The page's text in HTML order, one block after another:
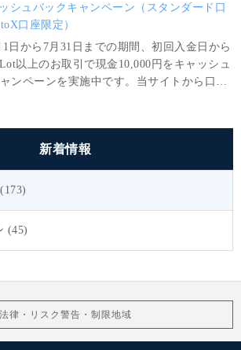
シュバックキャンペーン（スタンダード口
口座限定）
日から7月31日までの期間、初回入金日から
以上のお取引で現金10,000円をキャッシュ
ンペーンを実施中です。当サイトから口座
新着情報
(45)
法律・リスク警告・制限地域